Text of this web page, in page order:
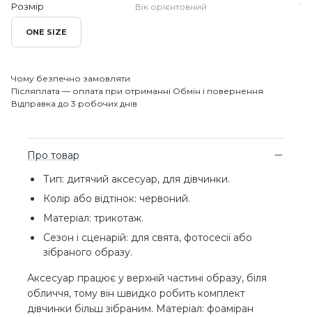
Розмір Вік орієнтовний
ONE SIZE
Чому безпечно замовляти
Післяплата — оплата при отриманні Обмін і повернення
Відправка до 3 робочих днів
Про товар
Тип: дитячий аксесуар, для дівчинки.
Колір або відтінок: червоний.
Матеріал: трикотаж.
Сезон і сценарій: для свята, фотосесії або
зібраного образу.
Аксесуар працює у верхній частині образу, біля
обличчя, тому він швидко робить комплект
дівчинки більш зібраним. Матеріал: фоаміран